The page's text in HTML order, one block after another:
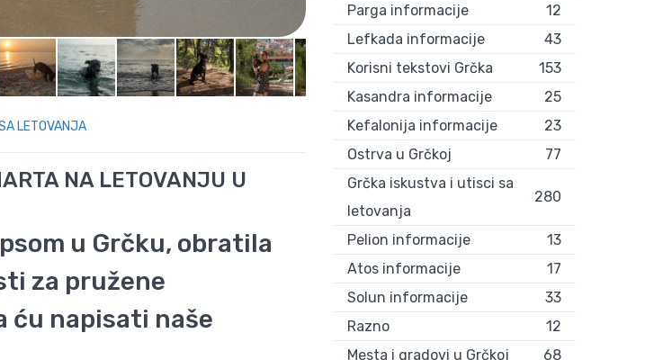
Marta pliva i uživa na moru
LETOVANJA
NA LETOVANJU U
u Grčku, obratila
za pružene
ću napisati naše
Parga informacije
12
Lefkada informacije
43
Korisni tekstovi Grčka
153
Kasandra informacije
25
Kefalonija informacije
23
Ostrva u Grčkoj
77
Grčka iskustva i utisci sa
letovanja
280
Pelion informacije
13
Atos informacije
17
Solun informacije
33
Razno
12
Mesta i gradovi u Grčkoj
68